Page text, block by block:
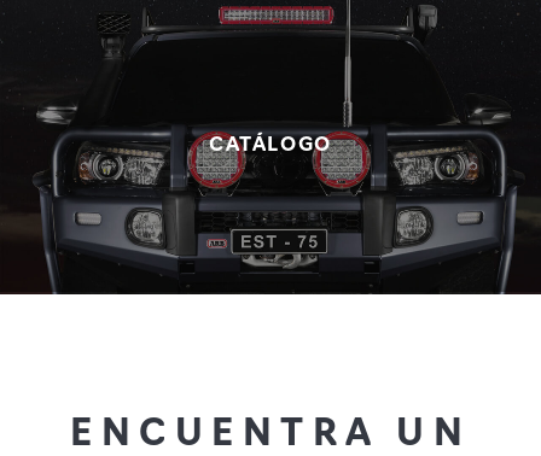
CATÁLOGO
ENCUENTRA UN